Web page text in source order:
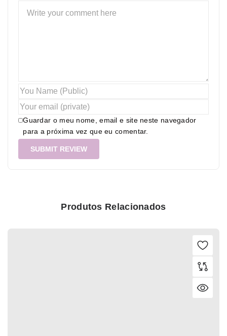
Guardar o meu nome, email e site neste navegador
para a próxima vez que eu comentar.
Produtos Relacionados